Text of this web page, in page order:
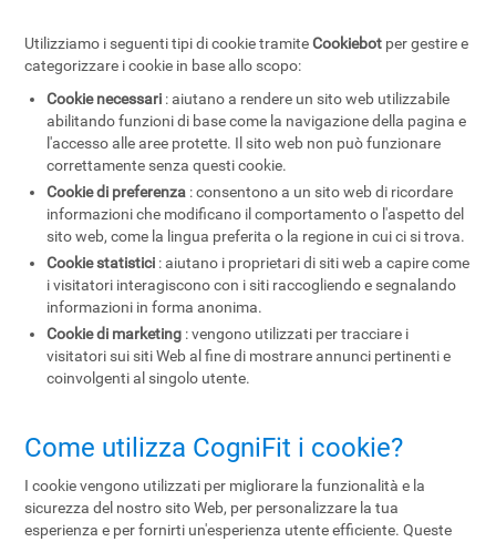
Utilizziamo i seguenti tipi di cookie tramiteCookiebot per gestire e
categorizzare i cookie in base allo scopo:
Cookie necessari : aiutano a rendere un sito web utilizzabile
abilitando funzioni di base come la navigazione della pagina e
l'accesso alle aree protette. Il sito web non può funzionare
correttamente senza questi cookie.
Cookie di preferenza : consentono a un sito web di ricordare
informazioni che modificano il comportamento o l'aspetto del
sito web, come la lingua preferita o la regione in cui ci si trova.
Cookie statistici : aiutano i proprietari di siti web a capire come
i visitatori interagiscono con i siti raccogliendo e segnalando
informazioni in forma anonima.
Cookie di marketing : vengono utilizzati per tracciare i
visitatori sui siti Web al fine di mostrare annunci pertinenti e
coinvolgenti al singolo utente.
Come utilizza CogniFit i cookie?
I cookie vengono utilizzati per migliorare la funzionalità e la
sicurezza del nostro sito Web, per personalizzare la tua
esperienza e per fornirti un'esperienza utente efficiente. Queste